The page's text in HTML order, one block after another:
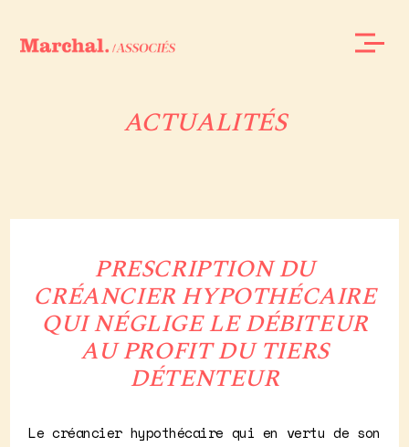
ACTUALITÉS
PRESCRIPTION DU
CRÉANCIER HYPOTHÉCAIRE
QUI NÉGLIGE LE DÉBITEUR
AU PROFIT DU TIERS
DÉTENTEUR
Le créancier hypothécaire qui en vertu de son